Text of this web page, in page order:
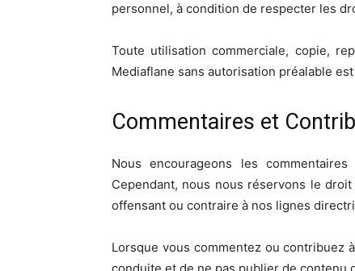
personnel, à condition de respecter les
Toute utilisation commerciale, copie,
Mediaflane sans autorisation préalable
Commentaires et
Nous encourageons les
Cependant, nous nous réservons le
offensant ou contraire à nos lignes
Lorsque vous commentez ou contribuez